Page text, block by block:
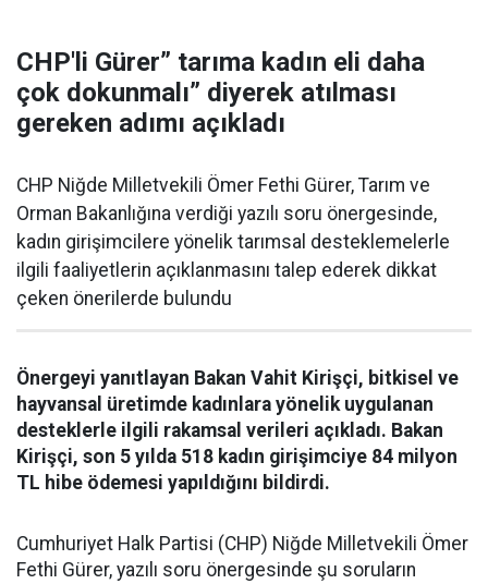
CHP'li Gürer” tarıma kadın eli daha
çok dokunmalı” diyerek atılması
gereken adımı açıkladı
CHP Niğde Milletvekili Ömer Fethi Gürer, Tarım ve
Orman Bakanlığına verdiği yazılı soru önergesinde,
kadın girişimcilere yönelik tarımsal desteklemelerle
ilgili faaliyetlerin açıklanmasını talep ederek dikkat
çeken önerilerde bulundu
Önergeyi yanıtlayan Bakan Vahit Kirişçi, bitkisel ve
hayvansal üretimde kadınlara yönelik uygulanan
desteklerle ilgili rakamsal verileri açıkladı. Bakan
Kirişçi, son 5 yılda 518 kadın girişimciye 84 milyon
TL hibe ödemesi yapıldığını bildirdi.
Cumhuriyet Halk Partisi (CHP) Niğde Milletvekili Ömer
Fethi Gürer, yazılı soru önergesinde şu soruların